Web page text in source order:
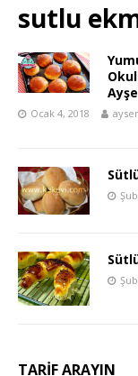
sutlu
Ocak 4, 2018
TARIF ARAYIN